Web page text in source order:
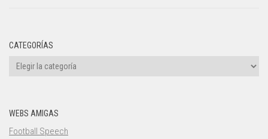
CATEGORÍAS
Categorías
WEBS AMIGAS
Football Speech